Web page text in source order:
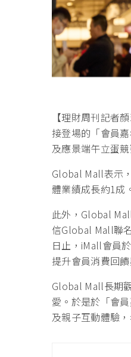
【理財周刊記者
接登場的「會員
及應景端午立蛋
Global Mall表示
體業績成長約1成
此外，Global
信Global Mall聯
日止，iMall會員
提升會員消費回
Global Mall長期
愛。於是於「會
及親子互動體驗